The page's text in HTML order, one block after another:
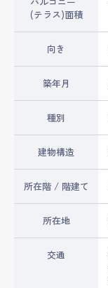
(テラス)面積
向き
築年月
種別
建物構造
所在階 / 階建て
所在地
交通